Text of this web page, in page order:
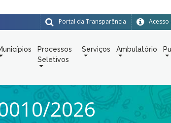
Acesso
Portal da Transparência
Processos
Seletivos
Serviços Ambulatório
2026